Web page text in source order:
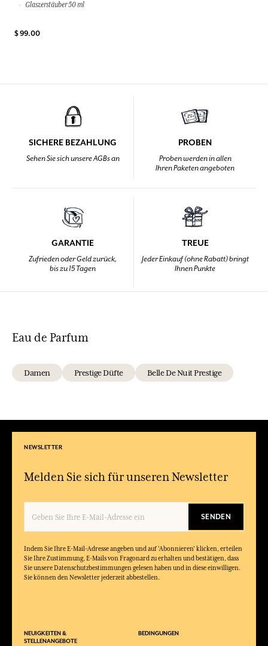
Glaszerstäuber 50 ml
$ 99.00
SICHERE BEZAHLUNG
Sehen Sie sich unsere AGBs an
PROBEN
Proben werden in allen
Ihren Paketen angeboten
GARANTIE
Zufrieden oder Geld zurück,
bis zu 15 Tagen
TREUE
Jeder Einkauf (ohne Rabatt) bringt
Ihnen Punkte
Eau de Parfum
Damen Prestige Düfte Belle De Nuit Prestige
NEWSLETTER
Melden Sie sich für unseren Newsletter
SENDEN
Indem Sie Ihre E-Mail-Adresse angeben und auf 'Abonnieren' klicken, erteilen
Sie Ihre Zustimmung, E-Mails von Fragonard zu erhalten und bestätigen, dass
Sie unsere Datenschutzbestimmungen gelesen haben und in diese einwilligen.
Sie können den Newsletter jederzeit abbestellen.
BEDINGUNGEN
NEUIGKEITEN &
STELLENANGEBOTE